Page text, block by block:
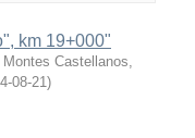
km 19+000"
Montes Castellanos,
08-21)